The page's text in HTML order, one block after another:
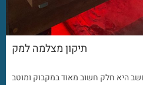
תיקון מצלמה למק